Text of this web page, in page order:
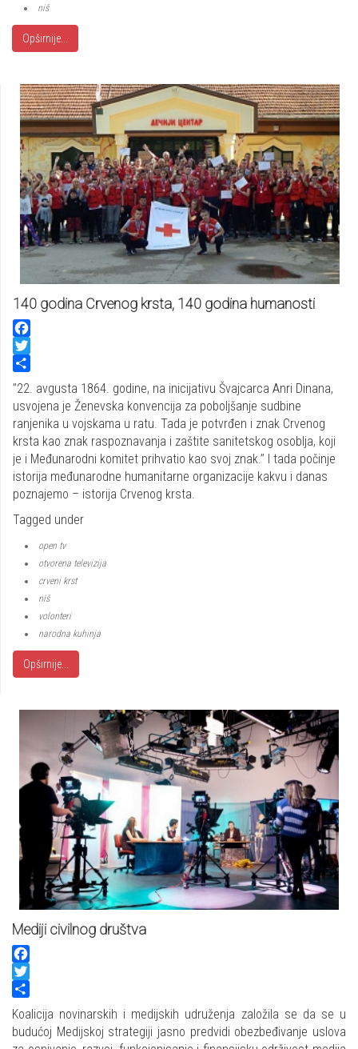
niš
Opširnije...
140 godina Crvenog krsta, 140 godina humanosti
Facebook
Twitter
Share
’’22. avgusta 1864. godine, na inicijativu Švajcarca Anri Dinana,
usvojena je Ženevska konvencija za poboljšanje sudbine
ranjenika u vojskama u ratu. Tada je potvrđen i znak Crvenog
krsta kao znak raspoznavanja i zaštite sanitetskog osoblja, koji
je i Međunarodni komitet prihvatio kao svoj znak.’’ I tada počinje
istorija međunarodne humanitarne organizacije kakvu i danas
poznajemo – istorija Crvenog krsta.
Tagged under
open tv
otvorena televizija
crveni krst
niš
volonteri
narodna kuhinja
Opširnije...
Mediji civilnog društva
Facebook
Twitter
Share
Koalicija novinarskih i medijskih udruženja založila se da se u
budućoj Medijskoj strategiji jasno predvidi obezbeđivanje uslova